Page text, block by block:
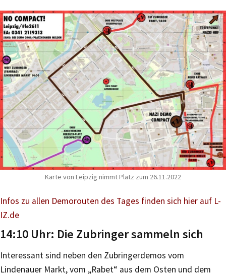
Karte von Leipzig nimmt Platz zum 26.11.2022
Infos zu allen Demorouten des Tages finden sich hier auf L-
IZ.de
14:10 Uhr: Die Zubringer sammeln sich
Interessant sind neben den Zubringerdemos vom
Lindenauer Markt, vom „Rabet“ aus dem Osten und dem